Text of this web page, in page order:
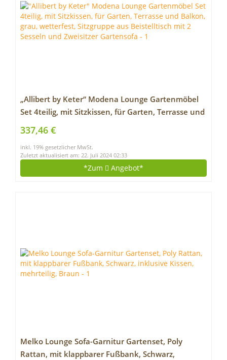
„Allibert by Keter“ Modena Lounge Gartenmöbel
Set 4teilig, mit Sitzkissen, für Garten, Terrasse und
Balkon, grau, wetterfest, Sitzgruppe aus
Beistelltisch mit 2 Sesseln und Zweisitzer
Gartensofa
337,46 €
inkl. 19% gesetzlicher MwSt.
Zuletzt aktualisiert am: 22. Juli 2024 02:33
*Zum Angebot*
Melko Lounge Sofa-Garnitur Gartenset, Poly
Rattan, mit klappbarer Fußbank, Schwarz,